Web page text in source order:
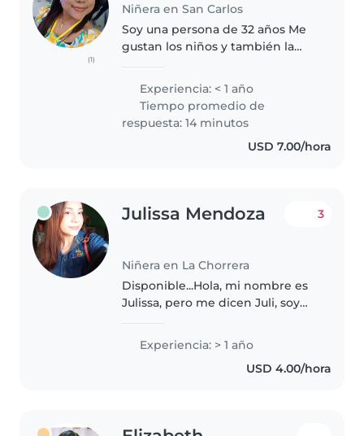
(1)
Niñera en San Carlos
Soy una persona de 32 años Me
gustan los niños y también la
amigable y de mucha confianza
He trabajado antes con familia
que hablan ingles Estoy
dispuesta..
Experiencia: < 1 año
Tiempo promedio de
respuesta: 14 minutos
USD 7.00/hora
Julissa Mendoza
Niñera en La Chorrera
3
Disponible...Hola, mi nombre es
Julissa, pero me dicen Juli, soy
cantar, dibujar, pintar, me gusta
seguir aprendiendo, el estar con
Experiencia: > 1 año
USD 4.00/hora